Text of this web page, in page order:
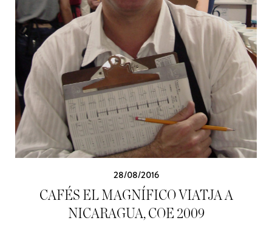
28/08/2016
CAFÉS EL MAGNÍFICO VIATJA A
NICARAGUA, COE 2009